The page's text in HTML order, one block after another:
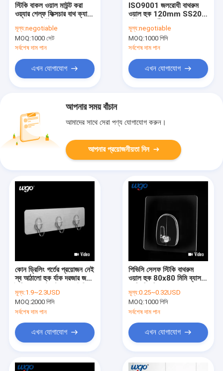
স্টিকি বাকল ওয়াল মাউন্ট করা
ওয়্যার শেল্ফ ফিক্সচার বাথ ক্যাডি
মূল্য:negotiable
MOQ:1000 সেট
সর্বশেষ দাম পান
এখন যোগাযোগ
ISO9001 জলরোধী বাথরুম
ওয়াল হুক 120mm SS201
মূল্য:negotiable
MOQ:1000 পিসি
সর্বশেষ দাম পান
এখন যোগাযোগ
আপনার সময় বাঁচান
আমাদের সাথে সেরা পণ্য যোগাযোগ করুন।
আপনার প্রয়োজনীয়তা দিন
কোন ড্রিলিং গর্তের প্রয়োজন নেই
স্ব আঠালো হুক র্যাক দরজার জন্য
মূল্য:1.9~2.3USD
MOQ:2000 পিসি
সর্বশেষ দাম পান
এখন যোগাযোগ
পিভিসি সেলফ স্টিকি বাথরুম
ওয়াল হুক 80x80 মিমি ব্যাস 5
মূল্য:0.25~0.32USD
MOQ:1000 পিসি
সর্বশেষ দাম পান
এখন যোগাযোগ